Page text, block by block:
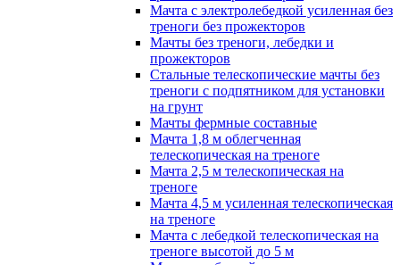
Мачта с электролебедкой усиленная без
треноги без прожекторов
Мачты без треноги, лебедки и
прожекторов
Стальные телескопические мачты без
треноги с подпятником для установки
на грунт
Мачты фермные составные
Мачта 1,8 м облегченная
телескопическая на треноге
Мачта 2,5 м телескопическая на
треноге
Мачта 4,5 м усиленная телескопическая
на треноге
Мачта с лебедкой телескопическая на
треноге высотой до 5 м